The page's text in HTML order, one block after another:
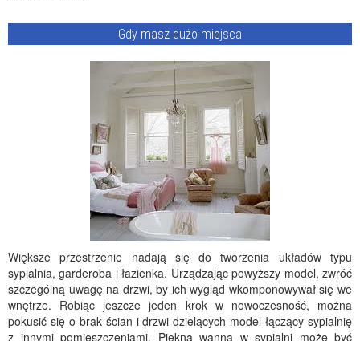
Gdy masz dużo miejsca
Większe przestrzenie nadają się do tworzenia układów typu
sypialnia, garderoba i łazienka. Urządzając powyższy model, zwróć
szczególną uwagę na drzwi, by ich wygląd wkomponowywał się we
wnętrze. Robiąc jeszcze jeden krok w nowoczesność, można
pokusić się o brak ścian i drzwi dzielących model łączący sypialnię
z innymi pomieszczeniami. Piękna wanna w sypialni może być